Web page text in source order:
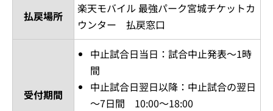
払戻場所
楽天モバイル 最強パーク宮城チケットカ
ウンター 払戻窓口
受付期間
中止試合日当日：試合中止発表～1時
間
中止試合日翌日以降：中止試合の翌日
～7日間 10:00～18:00